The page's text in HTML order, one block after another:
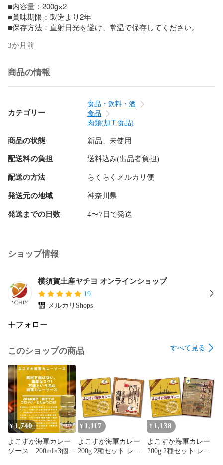
■内容量：200g×2
■賞味期限：製造より2年
■保存方法：直射日光を避け、常温で保存してください。
3か月前
商品の情報
カテゴリー
食品・飲料・酒
食品
肉類(加工食品)
商品の状態 新品、未使用
配送料の負担 送料込み(出品者負担)
配送の方法 らくらくメルカリ便
発送元の地域 神奈川県
発送までの日数 4〜7日で発送
ショップ情報
横須賀土産ヤチヨ オンラインショップ
19
メルカリShops
フォロー
このショップの商品 すべて見る
¥1,740
よこすか海軍カレー
ソース 200ml×3個セ
¥ 1,117
よこすか海軍カレー
200g 2種セット レト
¥ 1,138
よこすか海軍カレー
200g 2種セット レト